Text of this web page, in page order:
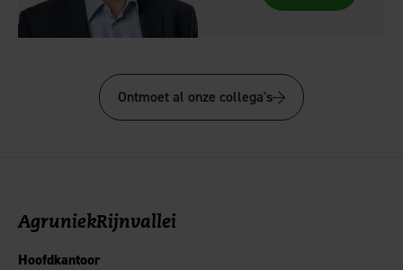
Ontmoet al onze collega's
AgruniekRijnvallei
Hoofdkantoor